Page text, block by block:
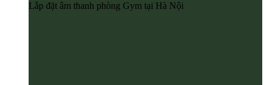
Lắp đặt âm thanh phòng Gym tại Hà Nội